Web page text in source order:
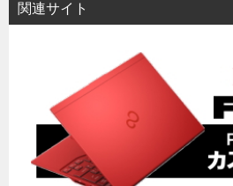
関連サイト